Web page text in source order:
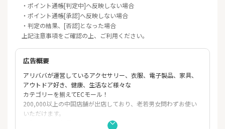
・ポイント通帳[判定中]へ反映しない場合
・ポイント通帳[承認]へ反映しない場合
・判定の結果、[否認]となった場合
上記注意事項をご確認の上、ご利用ください。
広告概要
アリババが運営しているアクセサリー、衣服、電子製品、家具、
アウトドア好き、健康、生活など様々な
カテゴリーを揃えてECモール！
200,000以上の中国店舗が出店しており、老若男女問わずお使い
いただけます。
特別セールやお得な割引券も実施中。